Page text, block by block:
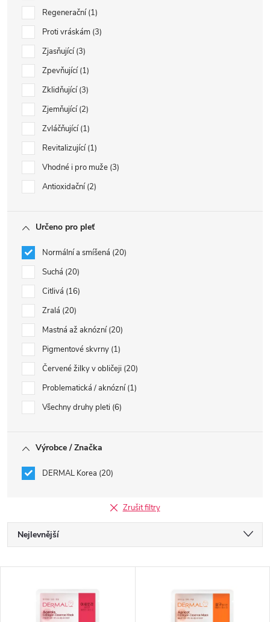
Regenerační 1
Proti vráskám 3
Zjasňující 3
Zpevňující 1
Zklidňující 3
Zjemňující 2
Zvláčňující 1
Revitalizující 1
Vhodné i pro muže 3
Antioxidační 2
Určeno pro pleť
Normální a smíšená 20
Suchá 20
Citlivá 16
Zralá 20
Mastná až aknózní 20
Pigmentové skvrny 1
Červené žilky v obličeji 20
Problematická / aknózní 1
Všechny druhy pleti 6
Výrobce / Značka
DERMAL Korea 20
Zrušit filtry
Ř
a
Nejlevnější
Abecedně